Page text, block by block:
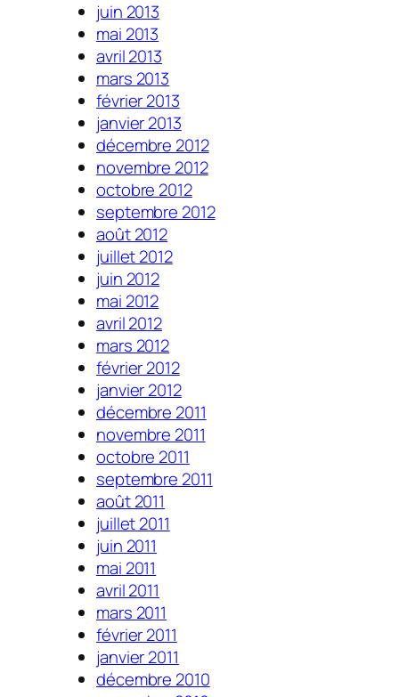
juin 2013
mai 2013
avril 2013
mars 2013
février 2013
janvier 2013
décembre 2012
novembre 2012
octobre 2012
septembre 2012
août 2012
juillet 2012
juin 2012
mai 2012
avril 2012
mars 2012
février 2012
janvier 2012
décembre 2011
novembre 2011
octobre 2011
septembre 2011
août 2011
juillet 2011
juin 2011
mai 2011
avril 2011
mars 2011
février 2011
janvier 2011
décembre 2010